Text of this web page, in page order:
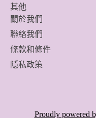
其他
關於我們
聯絡我們
條款和條件
隱私政策
Proudly powered